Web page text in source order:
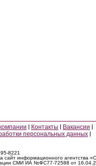
Контакты
Вакансии
персональных данных
8221
сайт информационного агентства
СМИ ИА №ФС77-72588 от